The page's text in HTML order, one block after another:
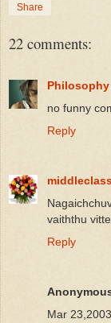
Share
22 comments:
Philosophy
no funny
Reply
vaiththu
Reply
Mar